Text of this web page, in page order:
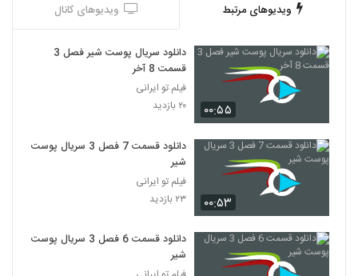
ویدیوهای مرتبط ویدیوهای کانال
۰۰:۵۵
دانلود سریال پوست شیر فصل 3
قسمت 8 آخر
فیلم تو ایرانی
۲۰ بازدید
۰۰:۵۳
دانلود قسمت 7 فصل 3 سریال پوست
شیر
فیلم تو ایرانی
۲۳ بازدید
دانلود قسمت 6 فصل 3 سریال پوست
شیر